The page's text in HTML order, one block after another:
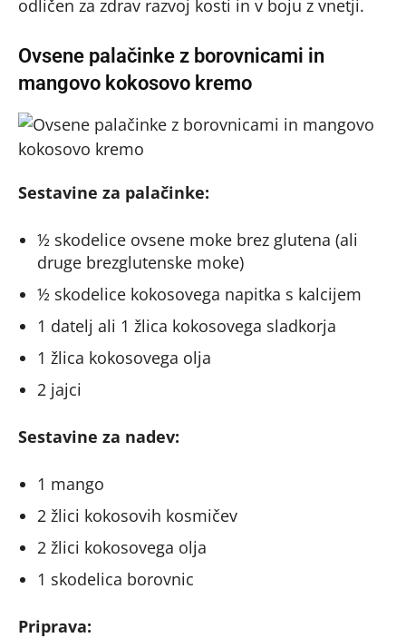
odličen za zdrav razvoj kosti in v boju z vnetji.
Ovsene palačinke z borovnicami in
mangovo kokosovo kremo
Sestavine za palačinke:
½ skodelice ovsene moke brez glutena (ali
druge brezglutenske moke)
½ skodelice kokosovega napitka s kalcijem
1 datelj ali 1 žlica kokosovega sladkorja
1 žlica kokosovega olja
2 jajci
Sestavine za nadev:
1 mango
2 žlici kokosovih kosmičev
2 žlici kokosovega olja
1 skodelica borovnic
Priprava: